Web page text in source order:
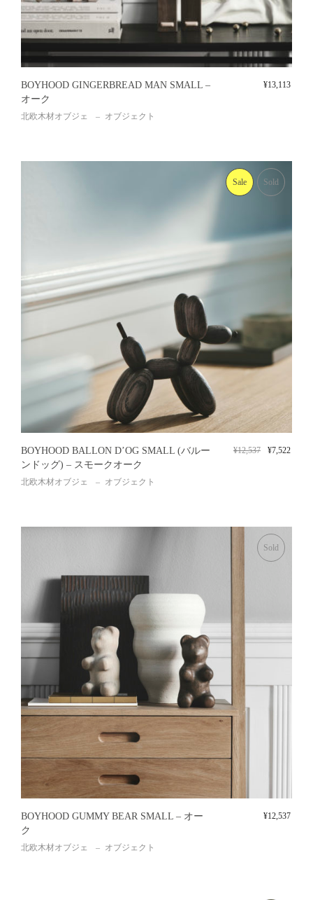
BOYHOOD GINGERBREAD MAN SMALL –
オーク
北欧木材オブジェ オブジェクト
¥13,113
Sale Sold
BOYHOOD BALLON D’OG SMALL (バルー
ンドッグ) – スモークオーク
北欧木材オブジェ オブジェクト
¥12,537 ¥7,522
Sold
BOYHOOD GUMMY BEAR SMALL – オー
ク
北欧木材オブジェ オブジェクト
¥12,537